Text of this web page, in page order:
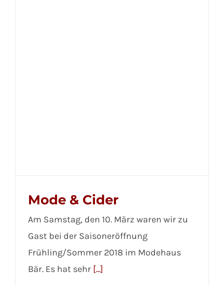
Mode & Cider
Am Samstag, den 10. März waren wir zu
Gast bei der Saisoneröffnung
Frühling/Sommer 2018 im Modehaus
Bär. Es hat sehr [...]